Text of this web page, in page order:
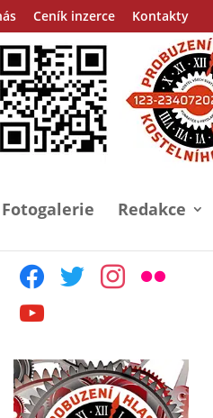
Ceník inzerce Kontakty
Fotogalerie Redakce
facebooktwitter instagram
flickr
youtube